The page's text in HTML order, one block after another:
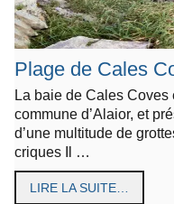
Plage de Cales
La baie de Cales Coves
commune d’Alaior, et
d’une multitude de
criques Il …
LIRE LA SUITE…